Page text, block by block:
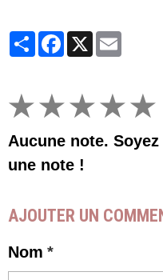
PartagerFacebook
X
★★★★★
Aucune note.
une note !
AJOUTER UN
Nom